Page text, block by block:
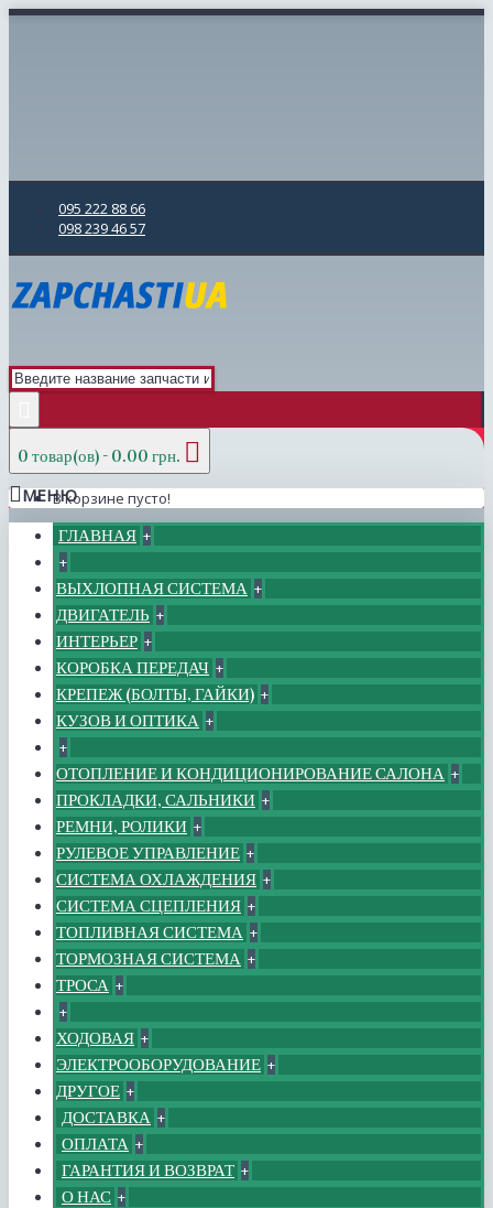
095 222 88 66
098 239 46 57
0 товар(ов) - 0.00 грн.
В корзине пусто!
МЕНЮ
ГЛАВНАЯ +
+
ВЫХЛОПНАЯ СИСТЕМА +
ДВИГАТЕЛЬ +
ИНТЕРЬЕР +
КОРОБКА ПЕРЕДАЧ +
КРЕПЕЖ (БОЛТЫ, ГАЙКИ) +
КУЗОВ И ОПТИКА +
+
ОТОПЛЕНИЕ И КОНДИЦИОНИРОВАНИЕ САЛОНА +
ПРОКЛАДКИ, САЛЬНИКИ +
РЕМНИ, РОЛИКИ +
РУЛЕВОЕ УПРАВЛЕНИЕ +
СИСТЕМА ОХЛАЖДЕНИЯ +
СИСТЕМА СЦЕПЛЕНИЯ +
ТОПЛИВНАЯ СИСТЕМА +
ТОРМОЗНАЯ СИСТЕМА +
ТРОСА +
+
ХОДОВАЯ +
ЭЛЕКТРООБОРУДОВАНИЕ +
ДРУГОЕ +
ДОСТАВКА +
ОПЛАТА +
ГАРАНТИЯ И ВОЗВРАТ +
О НАС +